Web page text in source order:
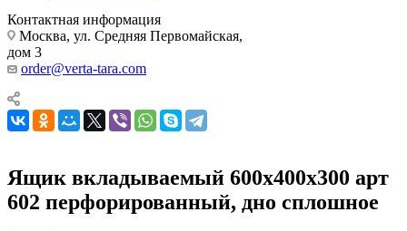
Контактная информация
Москва, ул. Средняя Первомайская,
дом 3
order@verta-tara.com
Ящик вкладываемый 600х400х300 арт
602 перфорированный, дно сплошное